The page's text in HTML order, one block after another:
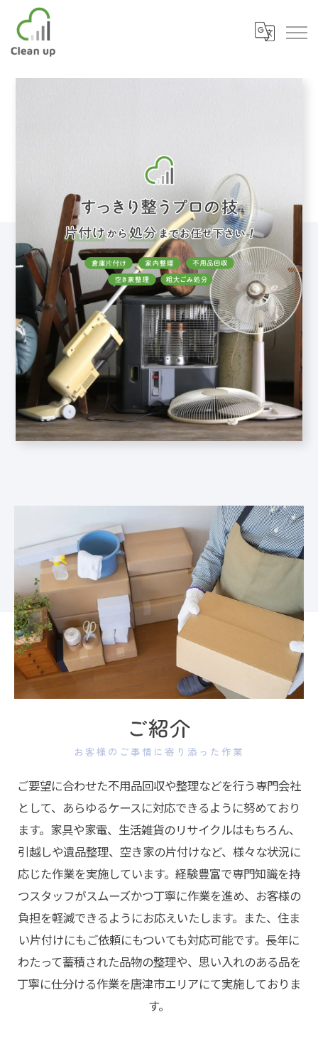
ご紹介
お客様のご事情に寄り添った作業
ご要望に合わせた不用品回収や整理などを行う専門会社
として、あらゆるケースに対応できるように努めており
ます。家具や家電、生活雑貨のリサイクルはもちろん、
引越しや遺品整理、空き家の片付けなど、様々な状況に
応じた作業を実施しています。経験豊富で専門知識を持
つスタッフがスムーズかつ丁寧に作業を進め、お客様の
負担を軽減できるようにお応えいたします。また、住ま
い片付けにもご依頼にもついても対応可能です。長年に
わたって蓄積された品物の整理や、思い入れのある品を
丁寧に仕分ける作業を唐津市エリアにて実施しておりま
す。